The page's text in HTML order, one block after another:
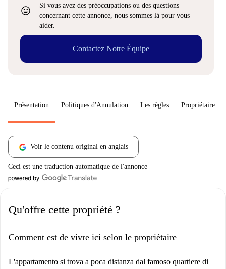
sentiment_very_satisfied
Si vous avez des préoccupations ou des questions
concernant cette annonce, nous sommes là pour vous
aider.
Contactez Notre Équipe
Présentation Politiques d'Annulation Les règles Propriétaire
Voir le contenu original en anglais
Ceci est une traduction automatique de l'annonce
Qu'offre cette propriété ?
Comment est de vivre ici selon le propriétaire
L'appartamento si trova a poca distanza dal famoso quartiere di